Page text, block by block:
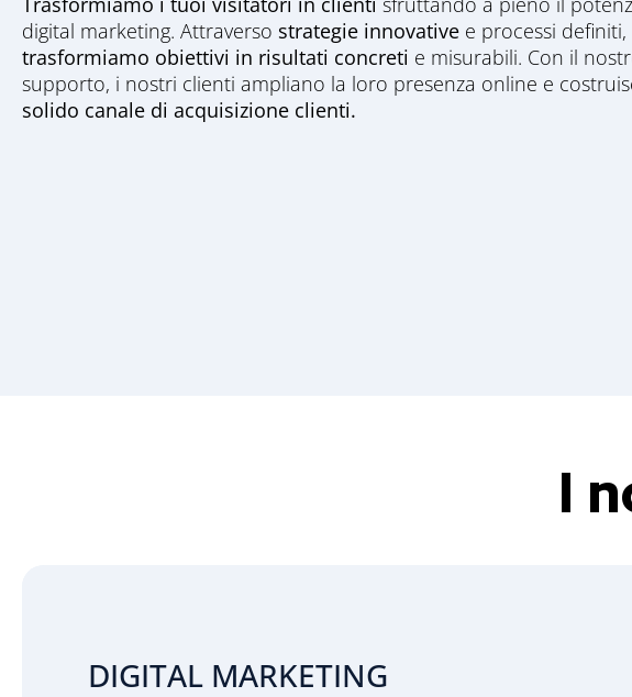
digital marketing. Attraverso strategie innovative e processi definiti,
trasformiamo obiettivi in risultati concreti e misurabili. Con il
supporto, i nostri clienti ampliano la loro presenza online e
solido canale di acquisizione clienti.
I
DIGITAL MARKETING